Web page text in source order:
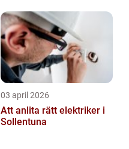
03 april 2026
Att anlita rätt elektriker i
Sollentuna